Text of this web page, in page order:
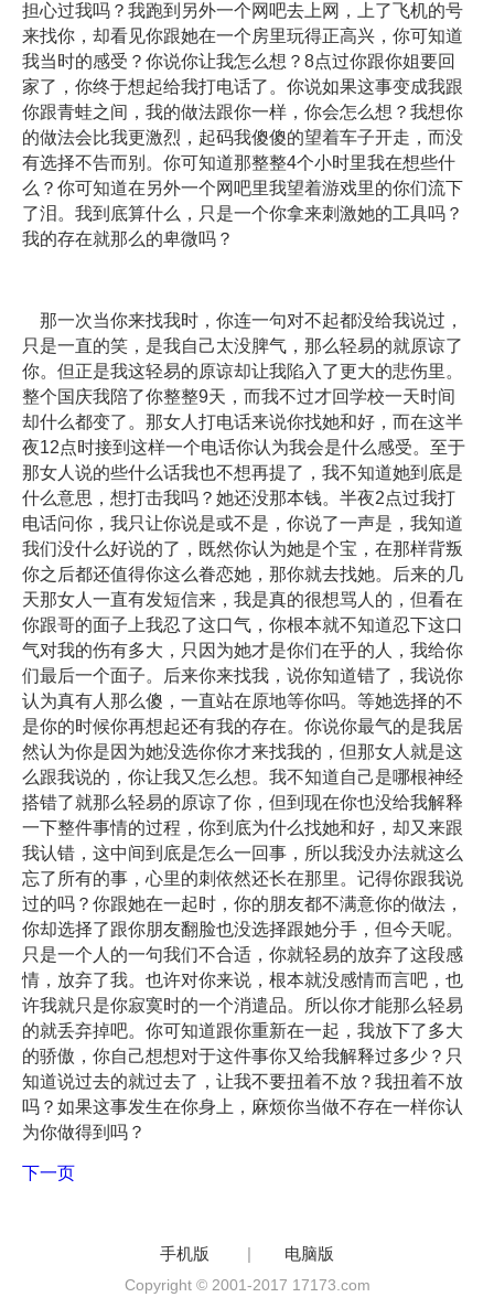
担心过我吗？我跑到另外一个网吧去上网，上了飞机的号
来找你，却看见你跟她在一个房里玩得正高兴，你可知道
我当时的感受？你说你让我怎么想？8点过你跟你姐要回
家了，你终于想起给我打电话了。你说如果这事变成我跟
你跟青蛙之间，我的做法跟你一样，你会怎么想？我想你
的做法会比我更激烈，起码我傻傻的望着车子开走，而没
有选择不告而别。你可知道那整整4个小时里我在想些什
么？你可知道在另外一个网吧里我望着游戏里的你们流下
了泪。我到底算什么，只是一个你拿来刺激她的工具吗？
我的存在就那么的卑微吗？
那一次当你来找我时，你连一句对不起都没给我说过，
只是一直的笑，是我自己太没脾气，那么轻易的就原谅了
你。但正是我这轻易的原谅却让我陷入了更大的悲伤里。
整个国庆我陪了你整整9天，而我不过才回学校一天时间
却什么都变了。那女人打电话来说你找她和好，而在这半
夜12点时接到这样一个电话你认为我会是什么感受。至于
那女人说的些什么话我也不想再提了，我不知道她到底是
什么意思，想打击我吗？她还没那本钱。半夜2点过我打
电话问你，我只让你说是或不是，你说了一声是，我知道
我们没什么好说的了，既然你认为她是个宝，在那样背叛
你之后都还值得你这么眷恋她，那你就去找她。后来的几
天那女人一直有发短信来，我是真的很想骂人的，但看在
你跟哥的面子上我忍了这口气，你根本就不知道忍下这口
气对我的伤有多大，只因为她才是你们在乎的人，我给你
们最后一个面子。后来你来找我，说你知道错了，我说你
认为真有人那么傻，一直站在原地等你吗。等她选择的不
是你的时候你再想起还有我的存在。你说你最气的是我居
然认为你是因为她没选你你才来找我的，但那女人就是这
么跟我说的，你让我又怎么想。我不知道自己是哪根神经
搭错了就那么轻易的原谅了你，但到现在你也没给我解释
一下整件事情的过程，你到底为什么找她和好，却又来跟
我认错，这中间到底是怎么一回事，所以我没办法就这么
忘了所有的事，心里的刺依然还长在那里。记得你跟我说
过的吗？你跟她在一起时，你的朋友都不满意你的做法，
你却选择了跟你朋友翻脸也没选择跟她分手，但今天呢。
只是一个人的一句我们不合适，你就轻易的放弃了这段感
情，放弃了我。也许对你来说，根本就没感情而言吧，也
许我就只是你寂寞时的一个消遣品。所以你才能那么轻易
的就丢弃掉吧。你可知道跟你重新在一起，我放下了多大
的骄傲，你自己想想对于这件事你又给我解释过多少？只
知道说过去的就过去了，让我不要扭着不放？我扭着不放
吗？如果这事发生在你身上，麻烦你当做不存在一样你认
为你做得到吗？
下一页
手机版 | 电脑版
Copyright © 2001-2017 17173.com